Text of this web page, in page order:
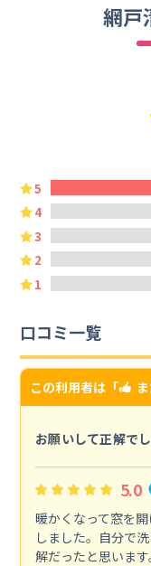
網戸
5
4
3
2
1
口コミ一覧
この利用者は「
お願いして正解で
5.0
暖かくなって窓を
しました。自分で
解だったと思います